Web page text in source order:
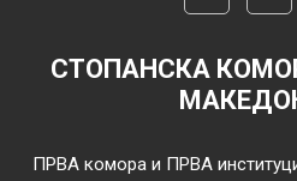
СТОПАНСКА
ПРВА комора и ПРВА